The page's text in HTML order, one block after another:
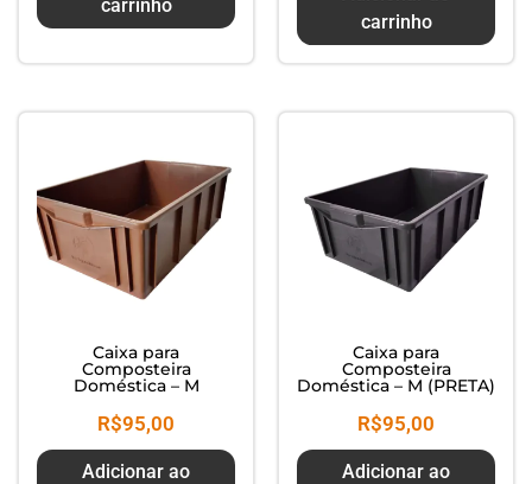
carrinho
carrinho
Caixa para
Composteira
Doméstica – M
R$95,00
Adicionar ao
Caixa para
Composteira
Doméstica – M (PRETA)
R$95,00
Adicionar ao